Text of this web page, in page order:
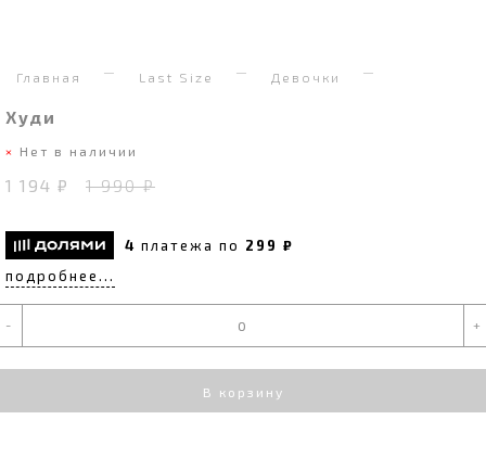
Главная Last Size Девочки
Худи
Нет в наличии
1 194 ₽ 1 990 ₽
4 платежа по 299 ₽
подробнее...
- +
В корзину